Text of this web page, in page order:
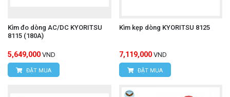
Kìm đo dòng AC/DC KYORITSU
8115 (180A)
5,649,000 VND
ĐẶT MUA
Kìm kẹp dòng KYORITSU 8125
7,119,000 VND
ĐẶT MUA